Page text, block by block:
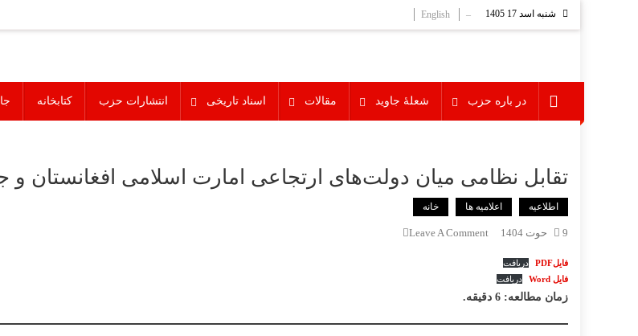
شنبه اسد 17 1405 –
English
در باره حزب شعلۀ جاوید مقالات اسناد تاریخی انتشارات حزب کتابخانه جاا
تقابل نظامی میان دولت‌های ارتجاعی امارت اسلامی افغانستان و
اطلاعیه اعلامیه ها خانه
9 حوت 1404 Leave A Comment
ارتجاعی
فایلPDF
دریافت
فایل Word
دریافت
زمان مطالعه: 6 دقیقه.